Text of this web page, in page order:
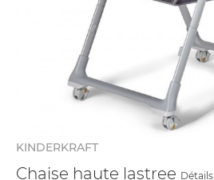
KINDERKRAFT
Chaise haute lastree Détails